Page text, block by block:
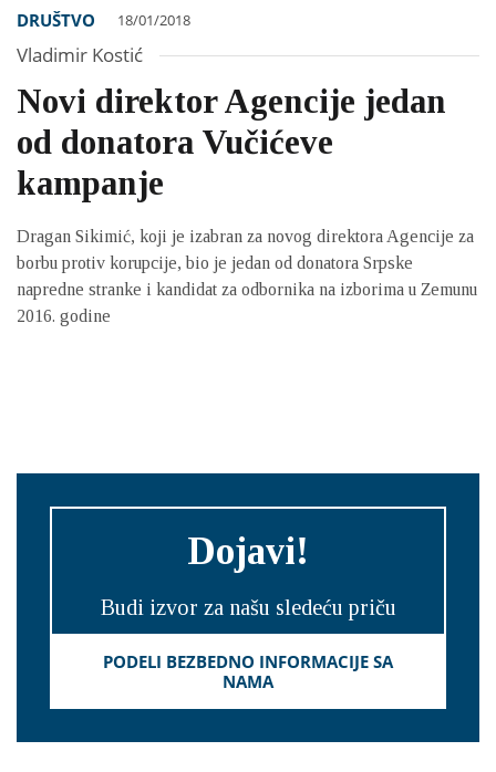
DRUŠTVO 18/01/2018
Vladimir Kostić
Novi direktor Agencije jedan
od donatora Vučićeve
kampanje
Dragan Sikimić, koji je izabran za novog direktora Agencije za
borbu protiv korupcije, bio je jedan od donatora Srpske
napredne stranke i kandidat za odbornika na izborima u Zemunu
2016. godine
Dojavi!
Budi izvor za našu sledeću priču
PODELI BEZBEDNO INFORMACIJE SA
NAMA